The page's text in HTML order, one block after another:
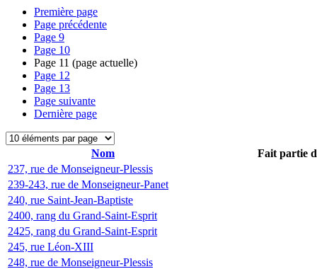
Première page
Page précédente
Page 9
Page 10
Page 11 (page actuelle)
Page 12
Page 13
Page suivante
Dernière page
Nom
Fait partie
237, rue de Monseigneur-Plessis
239-243, rue de Monseigneur-Panet
240, rue Saint-Jean-Baptiste
2400, rang du Grand-Saint-Esprit
2425, rang du Grand-Saint-Esprit
245, rue Léon-XIII
248, rue de Monseigneur-Plessis